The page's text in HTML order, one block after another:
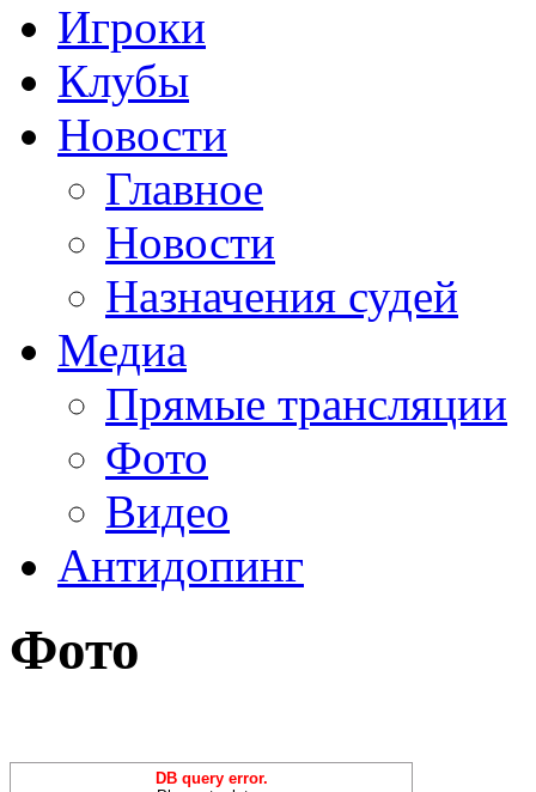
Игроки
Клубы
Новости
Главное
Новости
Назначения судей
Медиа
Прямые трансляции
Фото
Видео
Антидопинг
Фото
DB query error.